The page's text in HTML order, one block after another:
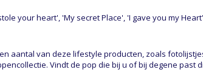
your heart', 'My secret Place', 'I gave you my
aantal van deze lifestyle producten, zoals
Vindt de pop die bij u of bij degene past